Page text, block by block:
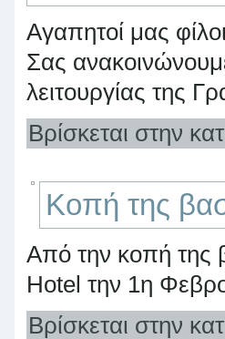
Αγαπητοί μας
Σας
λειτουργίας της
Βρίσκεται στην
Κοπή της
Από την κοπή της
Hotel την 1η
Βρίσκεται στην